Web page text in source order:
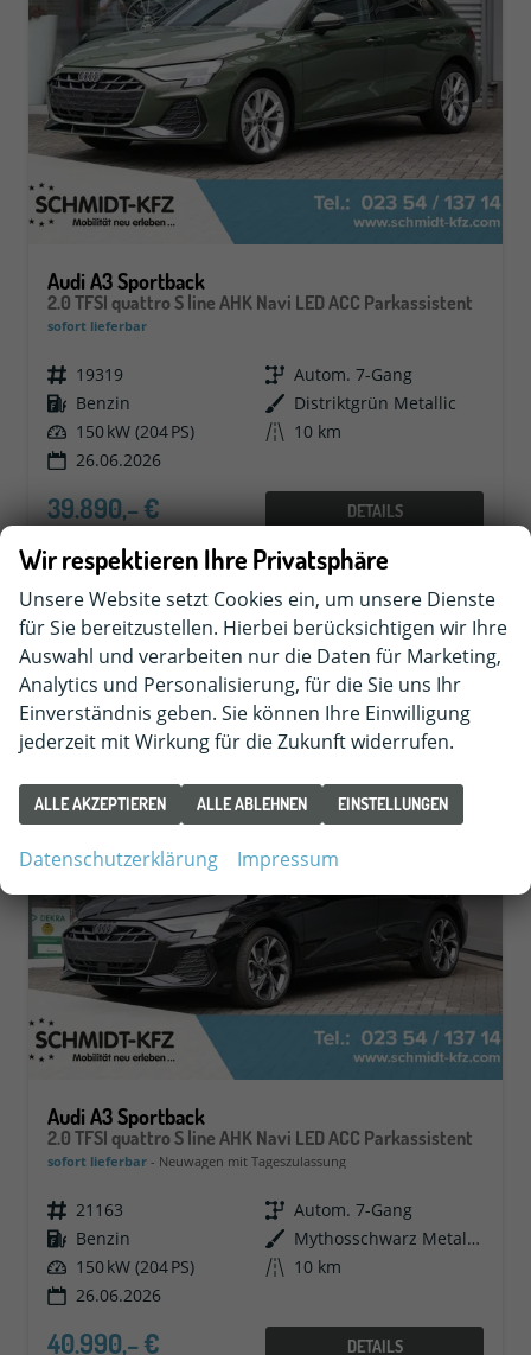
Audi A3 Sportback
2.0 TFSI quattro S line AHK Navi LED ACC Parkassistent
sofort lieferbar
Fahrzeugnr. 19319 Getriebe Autom. 7-Gang
Kraftstoff Benzin Außenfarbe Distriktgrün Metallic
Leistung 150 kW (204 PS) Kilometerstand 10 km
26.06.2026
39.890,– €
incl. 19% MwSt.
DETAILS
Verbrauch kombiniert:6,80 l/100km
-Klasse:
CO2-Emissionen:156,00 g/km
Audi A3 Sportback
2.0 TFSI quattro S line AHK Navi LED ACC Parkassistent
sofort lieferbar Neuwagen mit Tageszulassung
Fahrzeugnr. 21163 Getriebe Autom. 7-Gang
Kraftstoff Benzin Außenfarbe
Mythosschwarz Metallic
Leistung 150 kW (204 PS) Kilometerstand 10 km
26.06.2026
40.990,– € DETAILS
Wir respektieren Ihre Privatsphäre
Unsere Website setzt Cookies ein, um unsere Dienste
für Sie bereitzustellen. Hierbei berücksichtigen wir Ihre
Auswahl und verarbeiten nur die Daten für Marketing,
Analytics und Personalisierung, für die Sie uns Ihr
Einverständnis geben. Sie können Ihre Einwilligung
jederzeit mit Wirkung für die Zukunft widerrufen.
ALLE AKZEPTIEREN ALLE ABLEHNEN EINSTELLUNGEN
Datenschutzerklärung Impressum